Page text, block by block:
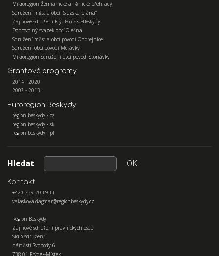
Mikroregion Žermanické a Těrlické přehrady
Sdružení měst a obcí "Slezská brána"
Zájmové sdružení Frýdlantsko-Beskydy
Dobrovolný svazek obcí Olešná
Sdružení měst a obcí povodí Ondřejnice
Sdružení obcí povodí Morávky
Mikroregion Sdružení obcí povodí Stonávky
Grantové programy
2014 - 2020
2007 - 2013
Euroregion Beskydy
region beskydy - cz
region beskydy - sk
region beskydy - pl
Hledat OK
Kontakt
+420 739 203 934
valaskova.dagmar@regionbeskydy.cz
Region Beskydy
Zájmové sdružení právnických osob
Sídlo sdružení:
náměstí Svobody 6
738 01 Frýdek-Místek